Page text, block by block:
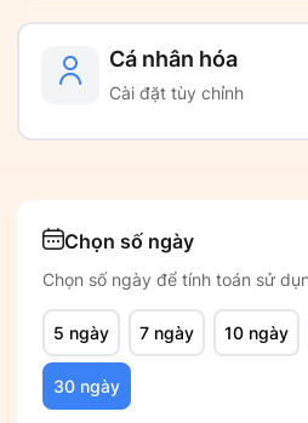
Cá nhân hóa
Cài đặt tùy chỉnh
Chọn số ngày
Chọn số ngày để tính toán sử
5 ngày 7 ngày 10 ngày
30 ngày